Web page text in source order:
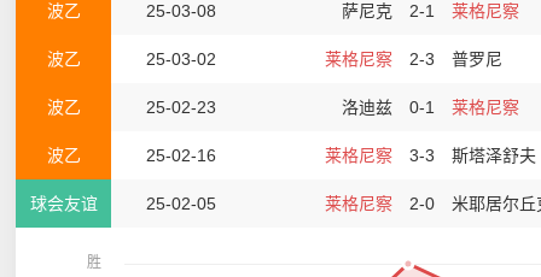
波乙 25-03-08 萨尼克 2-1 莱格尼察
波乙 25-03-02 莱格尼察 2-3 普罗尼
波乙 25-02-23 洛迪兹 0-1 莱格尼察
波乙 25-02-16 莱格尼察 3-3 斯塔泽舒夫
球会友谊 25-02-05 莱格尼察 2-0 米耶居尔丘
胜